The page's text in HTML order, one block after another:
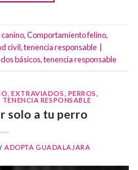
,Comportamiento felino,
civil,tenencia responsable
básicos,tenencia responsable
,EXTRAVIADOS PERROS
TENENCIA RESPONSABLE
solo a tu perro
ADOPTA GUADALAJARA